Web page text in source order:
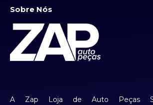
Sobre Nós
A Zap Loja de Auto Peças